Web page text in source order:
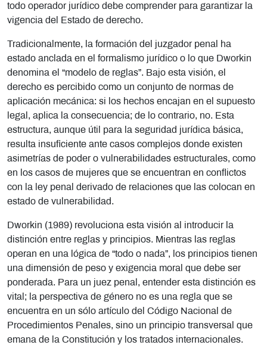
todo operador jurídico debe comprender para garantizar la
vigencia del Estado de derecho.
Tradicionalmente, la formación del juzgador penal ha
estado anclada en el formalismo jurídico o lo que Dworkin
denomina el “modelo de reglas”. Bajo esta visión, el
derecho es percibido como un conjunto de normas de
aplicación mecánica: si los hechos encajan en el supuesto
legal, aplica la consecuencia; de lo contrario, no. Esta
estructura, aunque útil para la seguridad jurídica básica,
resulta insuficiente ante casos complejos donde existen
asimetrías de poder o vulnerabilidades estructurales, como
en los casos de mujeres que se encuentran en conflictos
con la ley penal derivado de relaciones que las colocan en
estado de vulnerabilidad.
Dworkin (1989) revoluciona esta visión al introducir la
distinción entre reglas y principios. Mientras las reglas
operan en una lógica de “todo o nada”, los principios tienen
una dimensión de peso y exigencia moral que debe ser
ponderada. Para un juez penal, entender esta distinción es
vital; la perspectiva de género no es una regla que se
encuentra en un sólo artículo del Código Nacional de
Procedimientos Penales, sino un principio transversal que
emana de la Constitución y los tratados internacionales.